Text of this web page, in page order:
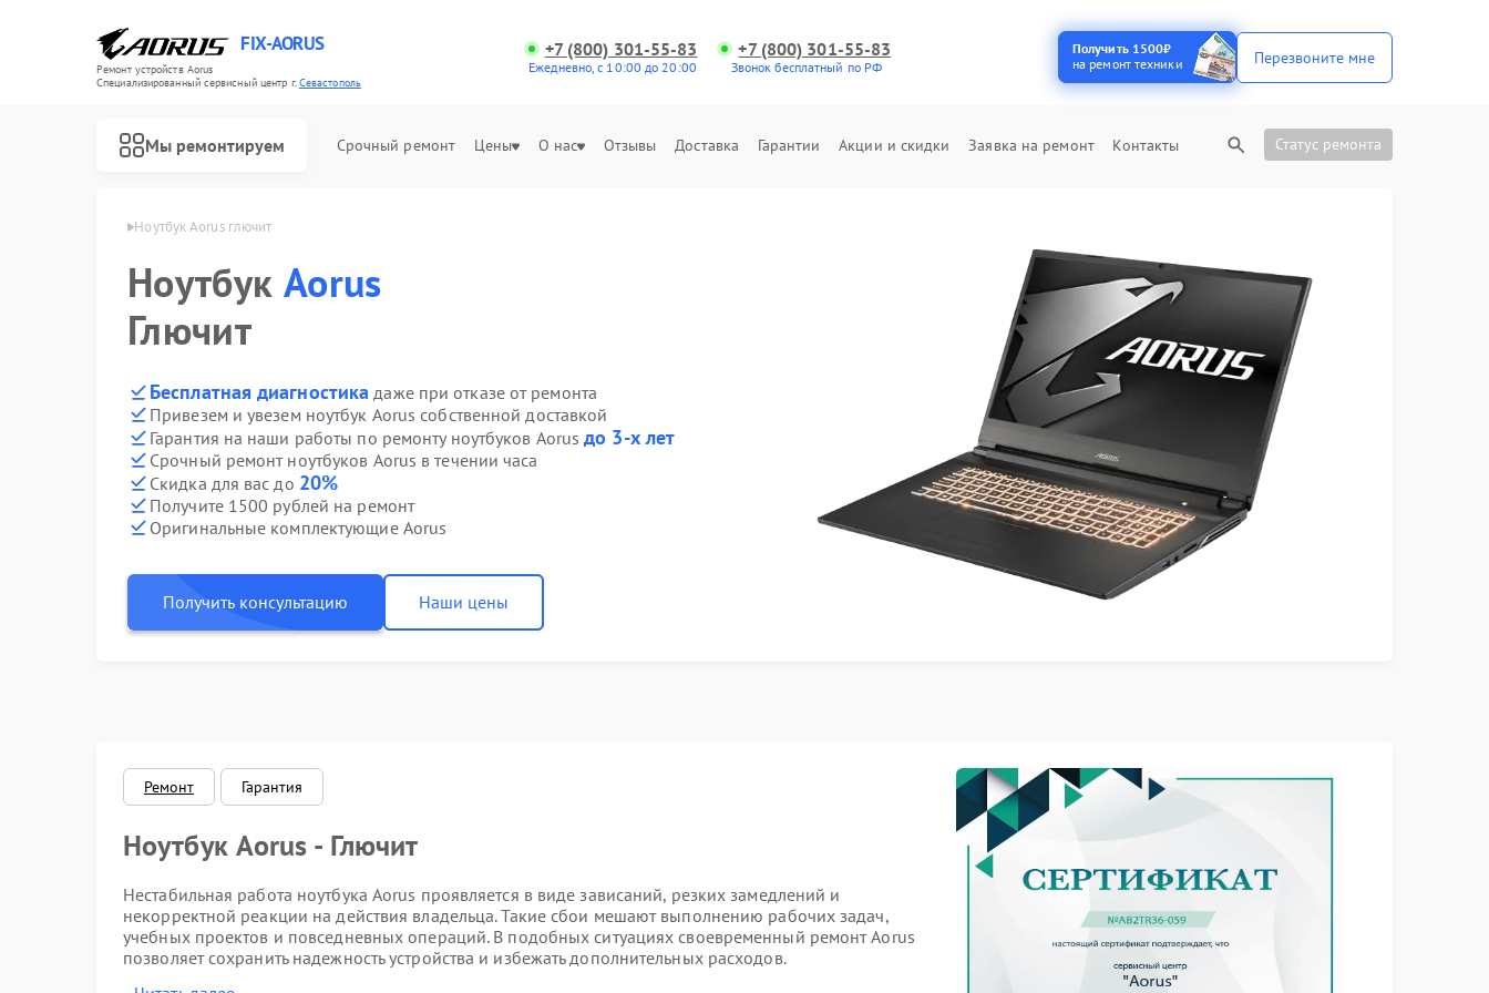
FIX-AORUS
Ремонт устройств Aorus
Специализированный cервисный центр г.Севастополь
+7 (800) 301-55-83
Ежедневно, с 10:00 до 20:00
+7 (800) 301-55-83
Звонок бесплатный по РФ
Получить 1500₽
на ремонт техники
Перезвоните мне
Мы ремонтируем Срочный ремонт Цены О нас Отзывы Доставка Гарантии Акции и скидки Заявка на ремонт Контакты Статус ремонта
в Севастополе Ноутбук Aorus глючит
Ноутбук Aorus
Глючит
Бесплатная диагностика даже при отказе от ремонта
Привезем и увезем ноутбук Aorus собственной доставкой
Гарантия на наши работы по ремонту ноутбуков Aorusдо 3-х лет
Срочный ремонт ноутбуков Aorus в течении часа
Скидка для вас до 20%
Получите 1500 рублей на ремонт
Оригинальные комплектующие Aorus
Получить консультацию Наши цены
Ремонт Гарантия
Ноутбук Aorus - Глючит
Нестабильная работа ноутбука Aorus проявляется в виде зависаний, резких замедлений и
некорректной реакции на действия владельца. Такие сбои мешают выполнению рабочих задач,
учебных проектов и повседневных операций. В подобных ситуациях своевременный ремонт Aorus
позволяет сохранить надежность устройства и избежать дополнительных расходов.